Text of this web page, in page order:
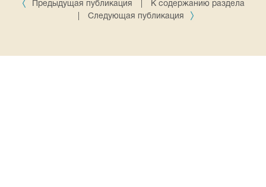
Предыдущая публикация
К содержанию раздела
Следующая публикация